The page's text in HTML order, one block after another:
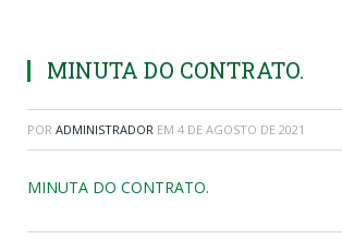
MINUTA DO CONTRATO.
POR ADMINISTRADOR EM 4 DE AGOSTO DE 2021
MINUTA DO CONTRATO.